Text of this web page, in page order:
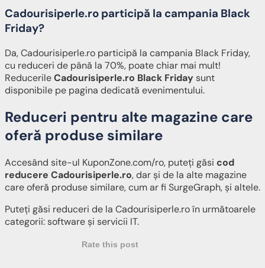
Cadourisiperle.ro participă la campania Black
Friday?
Da, Cadourisiperle.ro participă la campania Black Friday,
cu reduceri de până la 70%, poate chiar mai mult!
ReducerileCadourisiperle.ro Black Friday sunt
disponibile pe pagina dedicată evenimentului.
Reduceri pentru alte magazine care
oferă produse similare
Accesând site-ul KuponZone.com/ro, puteți găsi cod
reducere Cadourisiperle.ro, dar și de la alte magazine
care oferă produse similare, cum ar fi SurgeGraph, și altele.
Puteți găsi reduceri de la Cadourisiperle.ro în următoarele
categorii: software și servicii IT.
Rate this post